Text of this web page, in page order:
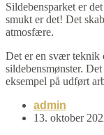
Sildebensparket er
smukt er det! Det
atmosfære.
Det er en svær teknik
sildebensmønster.
eksempel på udført
admin
13. oktober